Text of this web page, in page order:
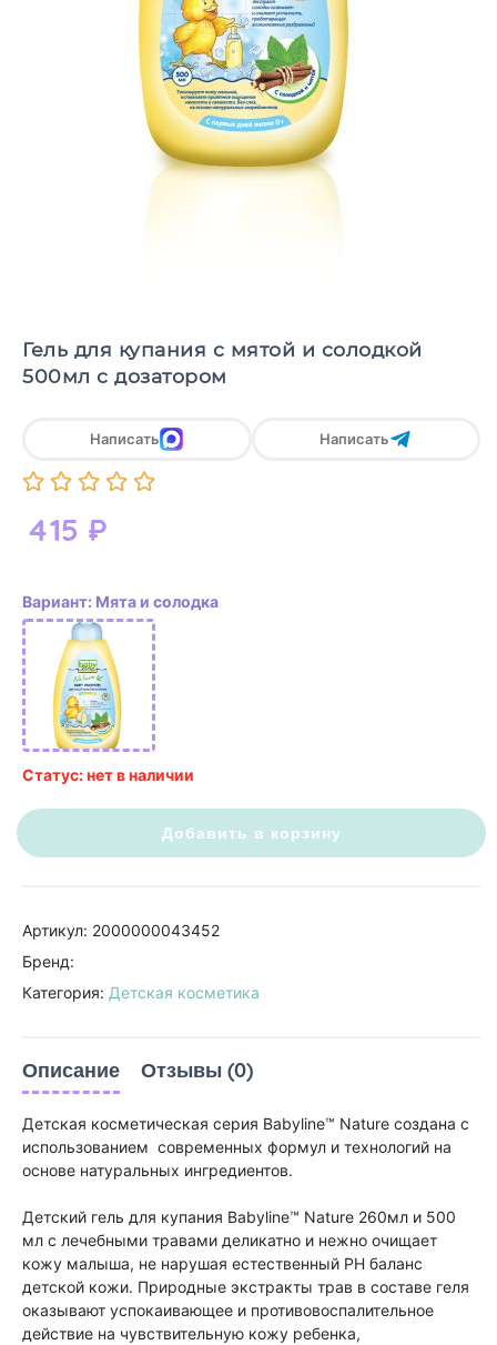
Гель для купания с мятой и солодкой
500мл с дозатором
415 ₽
Написать Написать
Вариант: Мята и солодка
Статус: нет в наличии
Добавить в корзину
Артикул: 2000000043452
Бренд:
Категория: Детская косметика
Описание Отзывы (0)
Детская косметическая серия Babyline™ Nature создана с
использованием современных формул и технологий на
основе натуральных ингредиентов.
Детский гель для купания Babyline™ Nature 260мл и 500
мл с лечебными травами деликатно и нежно очищает
кожу малыша, не нарушая естественный PH баланс
детской кожи. Природные экстракты трав в составе геля
оказывают успокаивающее и противовоспалительное
действие на чувствительную кожу ребенка,